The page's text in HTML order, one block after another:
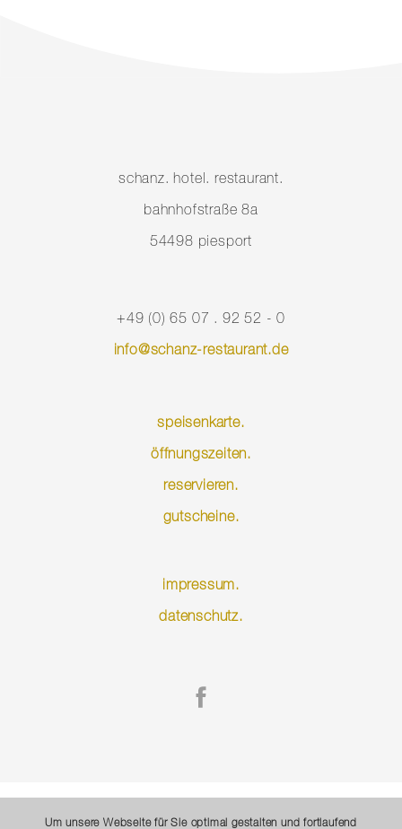
schanz. hotel. restaurant.
bahnhofstraße 8a
54498 piesport
+49 (0) 65 07 . 92 52 - 0
info@schanz-restaurant.de
speisenkarte.
öffnungszeiten.
reservieren.
gutscheine.
impressum.
datenschutz.
Um unsere Webseite für Sie optimal gestalten und fortlaufend